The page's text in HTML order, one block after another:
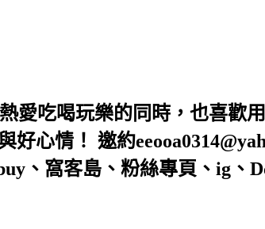
愛吃喝玩樂的同時，也喜歡
心情！ 邀約
、窩客島、粉絲專頁、ig、